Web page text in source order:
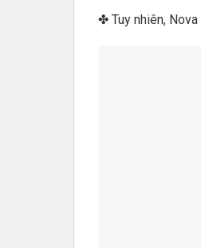
✤ Tuy nhiên,